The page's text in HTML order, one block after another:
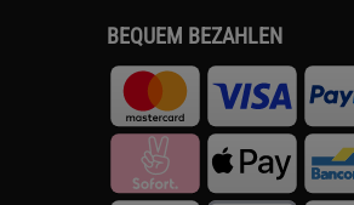
BEQUEM BEZAHLEN